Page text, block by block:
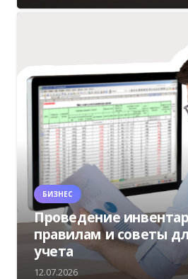
БИЗНЕС
Проведение
правилам и советы
учета
12.07.2026